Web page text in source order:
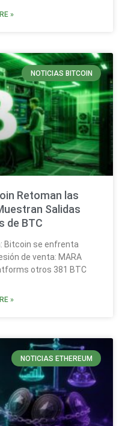
»
NOTICIAS BITCOIN
Retoman las
Salidas
de BTC
Bitcoin se enfrenta
de venta: MARA
otros 381 BTC
»
NOTICIAS ETHEREUM